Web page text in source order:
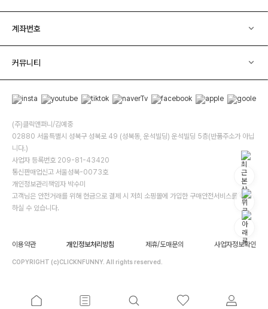
계좌번호
커뮤니티
(주)클릭앤퍼니/김예중
02880 서울특별시 성북구 성북로 49 (성북동, 운석빌딩) 운석빌딩 5층(반품주소가 아닙
니다.)
사업자 등록번호 209-81-43420
통신판매업신고 서울성북-0073호
개인정보관리책임자 박수미
고객님은 안전거래를 위해 현금으로 결제 시 저희 소핑몰에 가입한 구매안전서비스를 이용
하실 수 있습니다.
이용약관 개인정보처리방침 제휴/도매문의 사업자정보확인
COPYRIGHT (c)CLICKNFUNNY. All rights reserved.